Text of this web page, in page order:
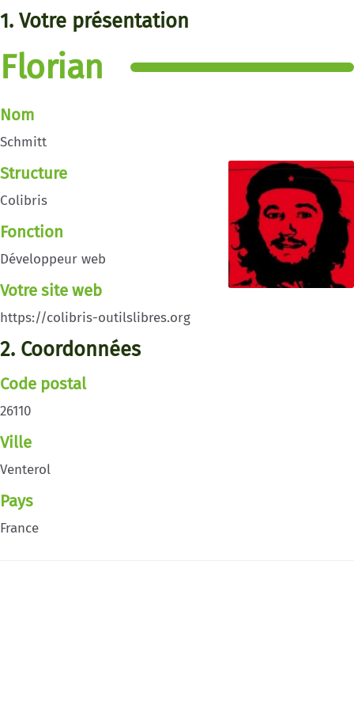
1. Votre présentation
Florian
Nom
Schmitt
Structure
Colibris
Fonction
Développeur web
Votre site web
https://colibris-outilslibres.org
2. Coordonnées
Code postal
26110
Ville
Venterol
Pays
France